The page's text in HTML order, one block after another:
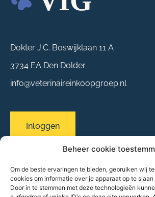
Beheer cookie
Om de beste ervaringen te bieden, gebruiken wij
cookies om informatie over je apparaat op te
Door in te stemmen met deze technologieën
Dokter J.C. Boswijklaan 11 A
3734 EA Den Dolder
info@veterinaireinkoopgroep.nl
Inloggen
Sitemap
Over ons